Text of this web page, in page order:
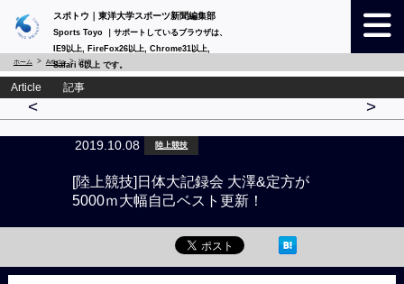
スポトウ｜東洋大学スポーツ新聞編集部
Sports Toyo ｜サポートしているブラウザは、
IE9以上, FireFox26以上, Chrome31以上,
Safari 6以上 です。
ホーム Article 詳細
Article 記事
< >
2019.10.08 陸上競技
[陸上競技]日体大記録会 大澤&定方が
5000ｍ大幅自己ベスト更新！